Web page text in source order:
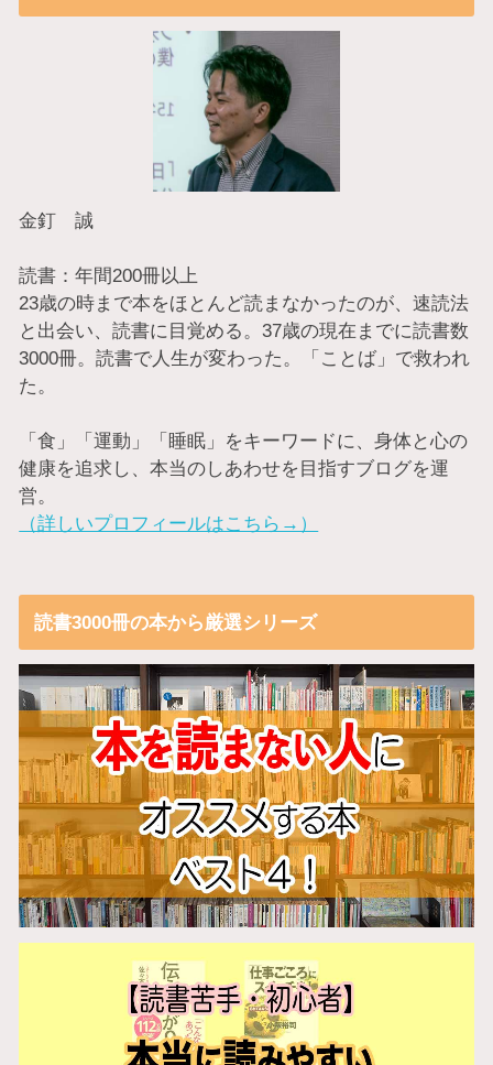
金釘 誠
読書：年間200冊以上
23歳の時まで本をほとんど読まなかったのが、速読法
と出会い、読書に目覚める。37歳の現在までに読書数
3000冊。読書で人生が変わった。「ことば」で救われ
た。
「食」「運動」「睡眠」をキーワードに、身体と心の
健康を追求し、本当のしあわせを目指すブログを運
営。
（詳しいプロフィールはこちら→）
読書3000冊の本から厳選シリーズ